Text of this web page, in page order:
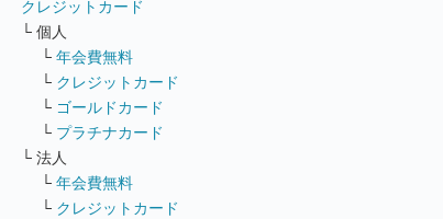
クレジットカード
└ 個人
└ 年会費無料
└ クレジットカード
└ ゴールドカード
└ プラチナカード
└ 法人
└ 年会費無料
└ クレジットカード